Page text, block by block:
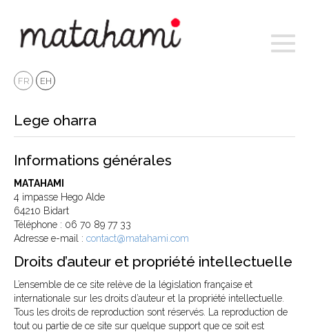
FR EH
Lege oharra
Informations générales
MATAHAMI
4 impasse Hego Alde
64210 Bidart
Téléphone : 06 70 89 77 33
Adresse e-mail : contact@matahami.com
Droits d’auteur et propriété intellectuelle
L’ensemble de ce site relève de la législation française et
internationale sur les droits d’auteur et la propriété intellectuelle.
Tous les droits de reproduction sont réservés. La reproduction de
tout ou partie de ce site sur quelque support que ce soit est